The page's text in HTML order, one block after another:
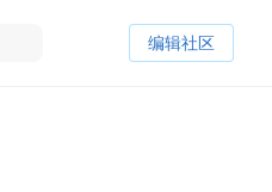
编辑社区